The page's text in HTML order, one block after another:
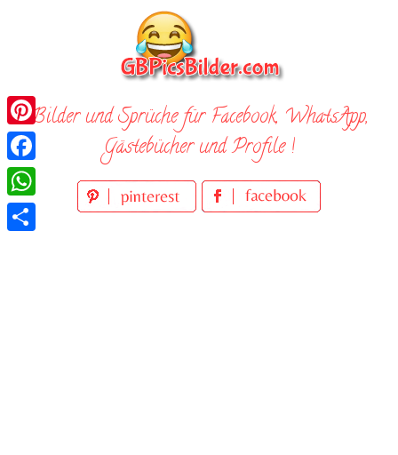
Bilder und Sprüche für Facebook, WhatsApp,
Gästebücher und Profile !
Pinterest
Facebook
WhatsApp